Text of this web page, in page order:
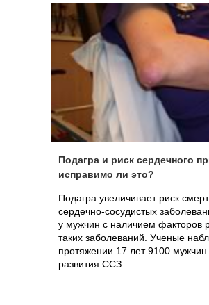
Подагра и риск сердечного
исправимо ли это?
Подагра увеличивает риск
сердечно-сосудистых
у мужчин с наличием факторов
таких заболеваний. Ученые
протяжении 17 лет 9100 мужчин
развития ССЗ